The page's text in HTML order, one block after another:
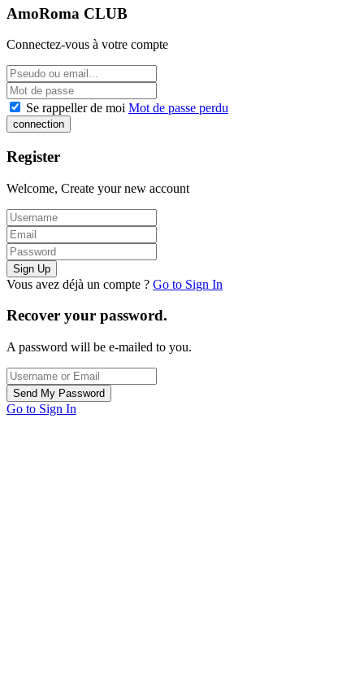
AmoRoma CLUB
Connectez-vous à votre compte
Se rappeller de moi Mot de passe perdu
Register
Welcome, Create your new account
Vous avez déjà un compte ? Go to Sign In
Recover your password.
A password will be e-mailed to you.
Go to Sign In